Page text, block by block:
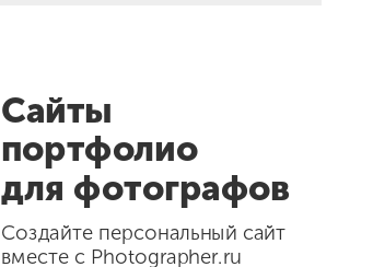
Сайты
портфолио
для фотографов
Создайте персональный сайт
вместе с Photographer.ru